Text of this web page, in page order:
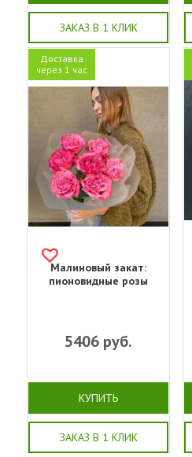
ЗАКАЗ В 1 КЛИК
Доставка
через 1 час
Малиновый закат:
пионовидные розы
5406 руб.
КУПИТЬ
ЗАКАЗ В 1 КЛИК